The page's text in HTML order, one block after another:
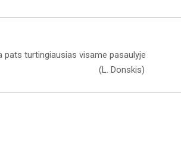
pats turtingiausias visame pasaulyje